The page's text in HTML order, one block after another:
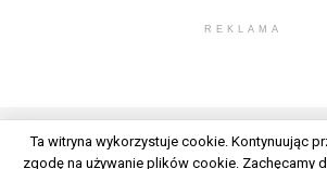
REKLAMA
Ta witryna wykorzystuje cookie. Kontynuując
zgodę na używanie plików cookie. Zachęcamy